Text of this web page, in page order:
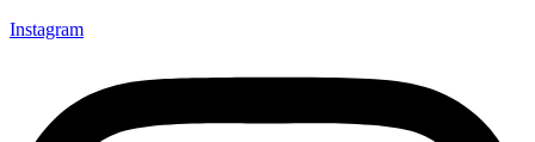
Instagram